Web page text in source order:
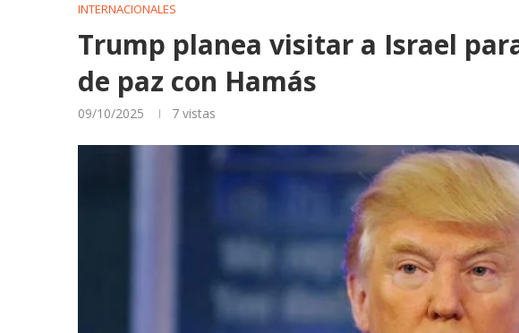
INTERNACIONALES
Trump planea visitar a Israel
de paz con Hamás
09/10/2025 7 vistas